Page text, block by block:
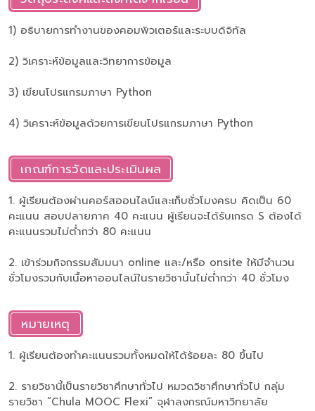
1) อธิบายการทำงานของคอมพิวเตอร์และระบบดิจิทัล
2) วิเคราะห์ข้อมูลและวิทยาการข้อมูล
3) เขียนโปรแกรมภาษา Python
4) วิเคราะห์ข้อมูลด้วยการเขียนโปรแกรมภาษา Python
เกณฑ์การวัดและประเมินผล
1. ผู้เรียนต้องผ่านคอร์สออนไลน์และเก็บชั่วโมงครบ คิดเป็น 60
คะแนน สอบปลายภาค 40 คะแนน ผู้เรียนจะได้รับเกรด S ต้องได้
คะแนนรวมไม่ต่ำกว่า 80 คะแนน
2. เข้าร่วมกิจกรรมสัมมนา online และ/หรือ onsite ให้มีจำนวน
ชั่วโมงรวมกับเนื้อหาออนไลน์ในรายวิชานั้นไม่ต่ำกว่า 40 ชั่วโมง
หมายเหตุ
1. ผู้เรียนต้องทำคะแนนรวมทั้งหมดให้ได้ร้อยละ 80 ขึ้นไป
2. รายวิชานี้เป็นรายวิชาศึกษาทั่วไป หมวดวิชาศึกษาทั่วไป กลุ่ม
รายวิชา “Chula MOOC Flexi” จุฬาลงกรณ์มหาวิทยาลัย